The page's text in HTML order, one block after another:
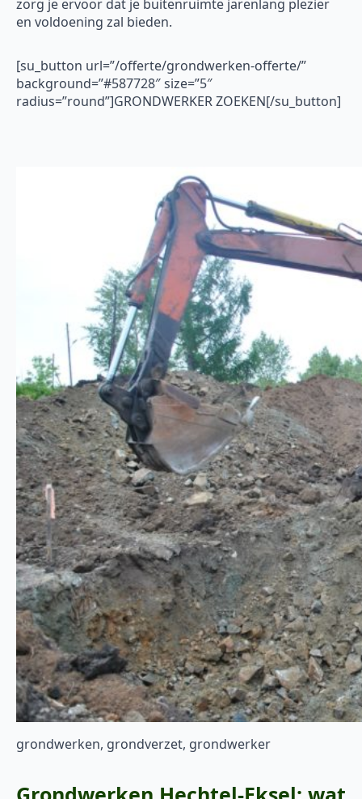
zorg je ervoor dat je buitenruimte jarenlang plezier
en voldoening zal bieden.
[su_button url=”/offerte/grondwerken-offerte/”
background=”#587728″ size=”5″
radius=”round”]GRONDWERKER ZOEKEN[/su_button]
grondwerken, grondverzet, grondwerker